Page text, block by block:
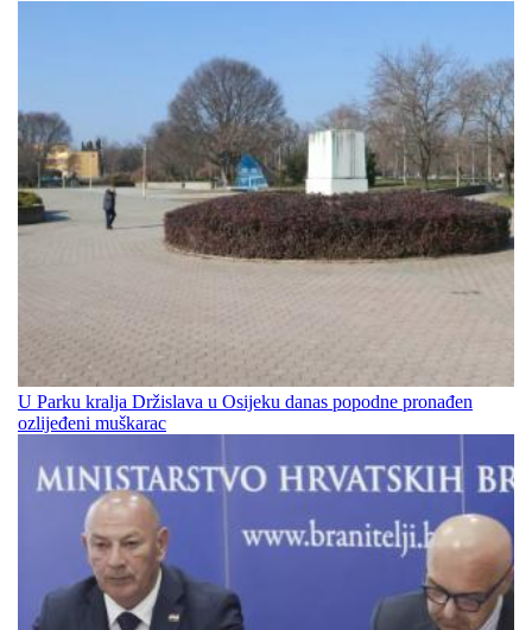
U Parku kralja Držislava u Osijeku danas popodne pronađen
ozlijeđeni muškarac